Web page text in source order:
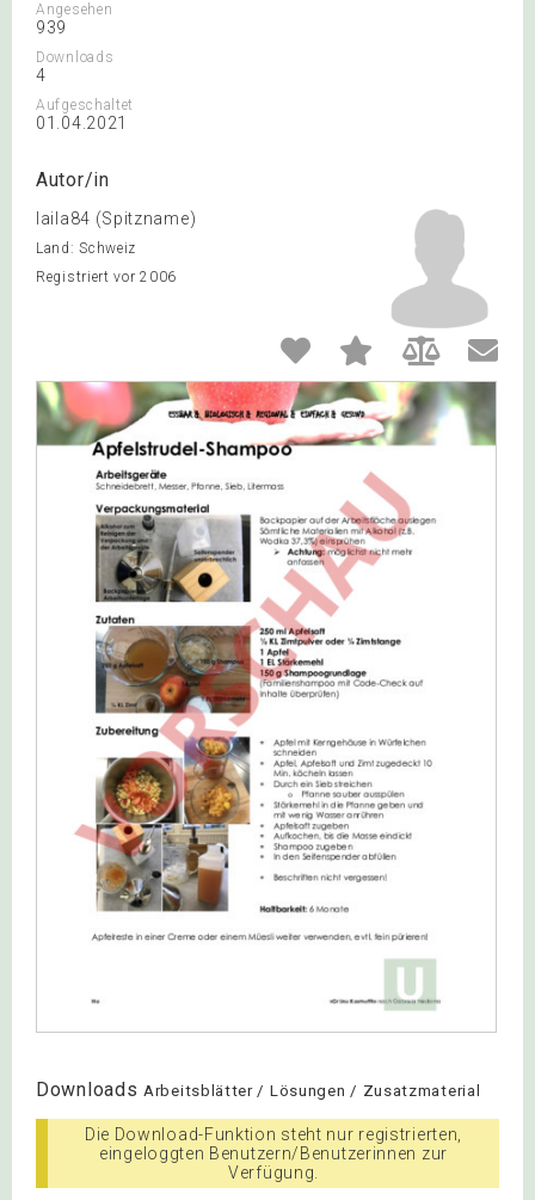
Angesehen
939
Downloads
4
Aufgeschaltet
01.04.2021
Autor/in
laila84 (Spitzname)
Land: Schweiz
Registriert vor 2006
Downloads Arbeitsblätter / Lösungen / Zusatzmaterial
Die Download-Funktion steht nur registrierten,
eingeloggten Benutzern/Benutzerinnen zur
Verfügung.